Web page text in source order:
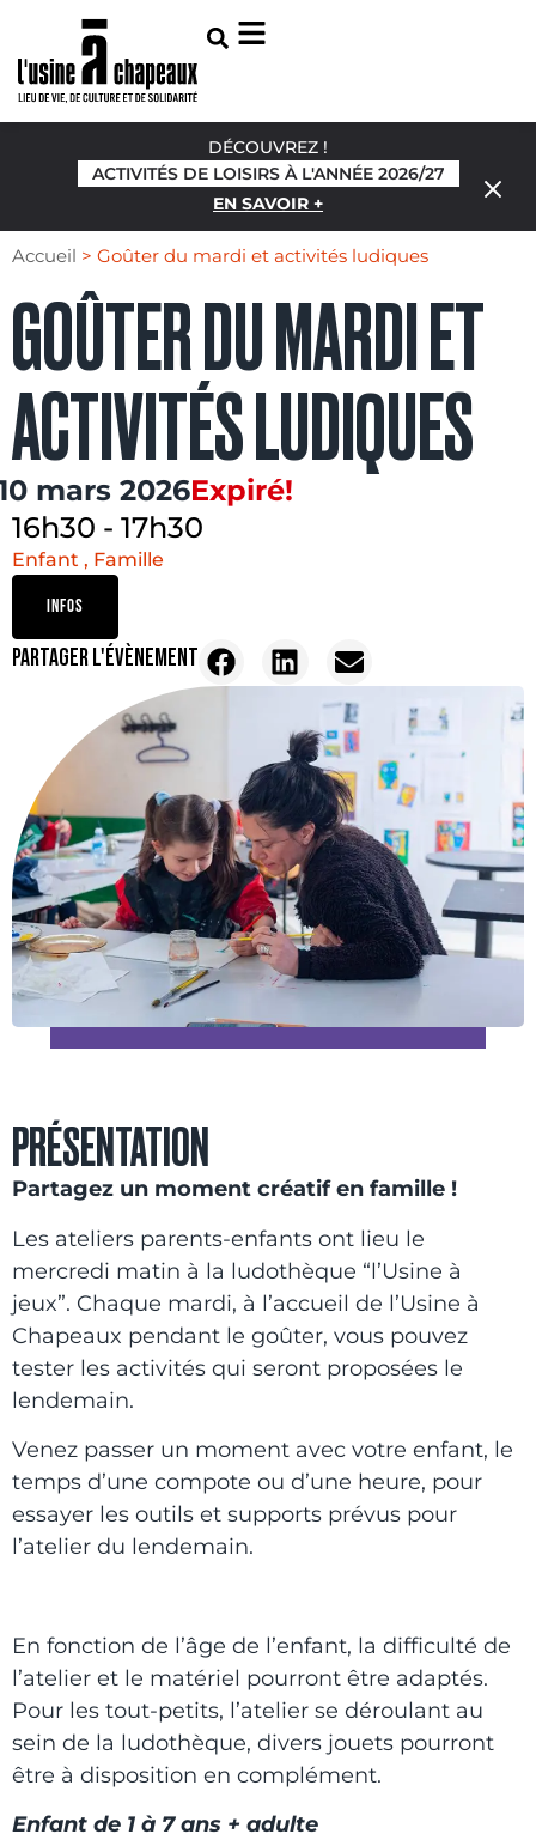
DÉCOUVREZ !
ACTIVITÉS DE LOISIRS À L'ANNÉE 2026/27
EN SAVOIR +
Accueil > Goûter du mardi et activités ludiques
GOÛTER DU MARDI ET
ACTIVITÉS LUDIQUES
mars 2026Expiré!
16h30 - 17h30
Enfant , Famille
INFOS
PARTAGER L'ÉVÈNEMENT
PRÉSENTATION
Partagez un moment créatif en famille !
Les ateliers parents-enfants ont lieu le
mercredi matin à la ludothèque “l’Usine à
jeux”. Chaque mardi, à l’accueil de l’Usine à
Chapeaux pendant le goûter, vous pouvez
tester les activités qui seront proposées le
lendemain.
Venez passer un moment avec votre enfant, le
temps d’une compote ou d’une heure, pour
essayer les outils et supports prévus pour
l’atelier du lendemain.
En fonction de l’âge de l’enfant, la difficulté de
l’atelier et le matériel pourront être adaptés.
Pour les tout-petits, l’atelier se déroulant au
sein de la ludothèque, divers jouets pourront
être à disposition en complément.
Enfant de 1 à 7 ans + adulte